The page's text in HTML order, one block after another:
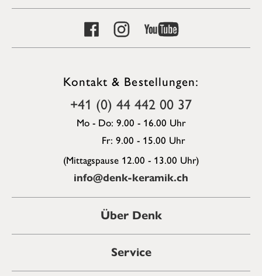
Kontakt & Bestellungen:
+41 (0) 44 442 00 37
Mo - Do: 9.00 - 16.00 Uhr
Fr: 9.00 - 15.00 Uhr
(Mittagspause 12.00 - 13.00 Uhr)
info@denk-keramik.ch
Über Denk
Service